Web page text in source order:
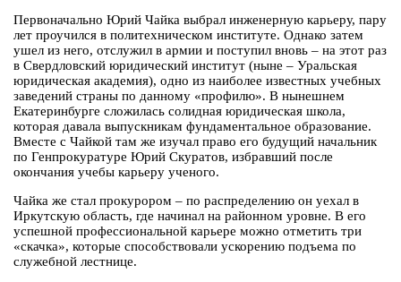
Первоначально Юрий Чайка выбрал инженерную карьеру, пару
лет проучился в политехническом институте. Однако затем
ушел из него, отслужил в армии и поступил вновь – на этот раз
в Свердловский юридический институт (ныне – Уральская
юридическая академия), одно из наиболее известных учебных
заведений страны по данному «профилю». В нынешнем
Екатеринбурге сложилась солидная юридическая школа,
которая давала выпускникам фундаментальное образование.
Вместе с Чайкой там же изучал право его будущий начальник
по Генпрокуратуре Юрий Скуратов, избравший после
окончания учебы карьеру ученого.
Чайка же стал прокурором – по распределению он уехал в
Иркутскую область, где начинал на районном уровне. В его
успешной профессиональной карьере можно отметить три
«скачка», которые способствовали ускорению подъема по
служебной лестнице.